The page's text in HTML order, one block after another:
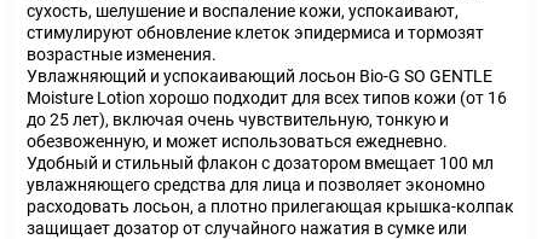
сухость, шелушение и воспаление кожи, успокаивают,
стимулируют обновление клеток эпидермиса и тормозят
возрастные изменения.
Увлажняющий и успокаивающий лосьон Bio-G SO GENTLE
Moisture Lotion хорошо подходит для всех типов кожи (от 16
до 25 лет), включая очень чувствительную, тонкую и
обезвоженную, и может использоваться ежедневно.
Удобный и стильный флакон с дозатором вмещает 100 мл
увлажняющего средства для лица и позволяет экономно
расходовать лосьон, а плотно прилегающая крышка-колпак
защищает дозатор от случайного нажатия в сумке или